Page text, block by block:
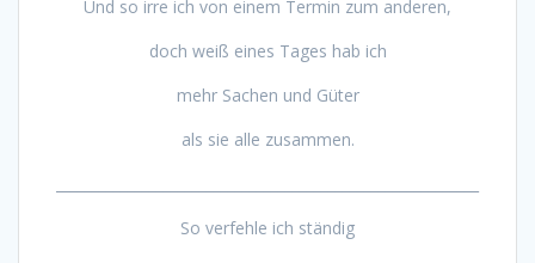
Und so irre ich von einem Termin zum anderen,
doch weiß eines Tages hab ich
mehr Sachen und Güter
als sie alle zusammen.
So verfehle ich ständig